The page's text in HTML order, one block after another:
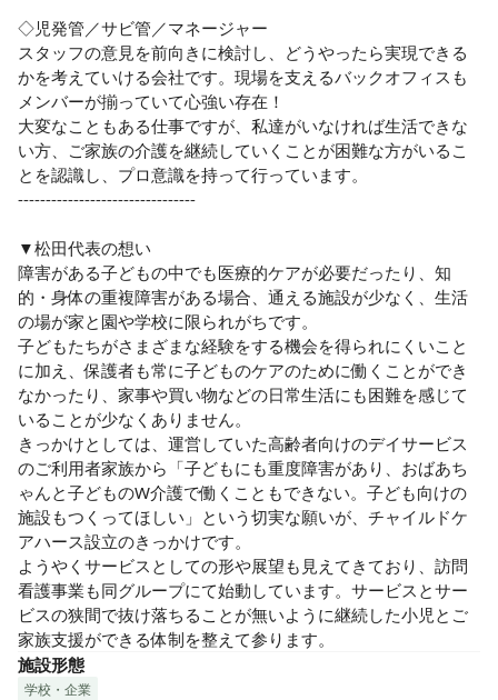
◇児発管／サビ管／マネージャー
スタッフの意見を前向きに検討し、どうやったら実現できる
かを考えていける会社です。現場を支えるバックオフィスも
メンバーが揃っていて心強い存在！
大変なこともある仕事ですが、私達がいなければ生活できな
い方、ご家族の介護を継続していくことが困難な方がいるこ
とを認識し、プロ意識を持って行っています。
--------------------------------
▼松田代表の想い
障害がある子どもの中でも医療的ケアが必要だったり、知
的・身体の重複障害がある場合、通える施設が少なく、生活
の場が家と園や学校に限られがちです。
子どもたちがさまざまな経験をする機会を得られにくいこと
に加え、保護者も常に子どものケアのために働くことができ
なかったり、家事や買い物などの日常生活にも困難を感じて
いることが少なくありません。
きっかけとしては、運営していた高齢者向けのデイサービス
のご利用者家族から「子どもにも重度障害があり、おばあち
ゃんと子どものW介護で働くこともできない。子ども向けの
施設もつくってほしい」という切実な願いが、チャイルドケ
アハース設立のきっかけです。
ようやくサービスとしての形や展望も見えてきており、訪問
看護事業も同グループにて始動しています。サービスとサー
ビスの狭間で抜け落ちることが無いように継続した小児とご
家族支援ができる体制を整えて参ります。
施設形態
学校・企業